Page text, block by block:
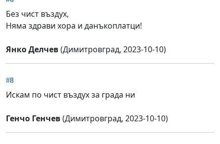
Без чист въздух,
Няма здрави хора и данъкоплатци!
Янко Делчев(Димитровград, 2023-10-10)
#8
Искам по чист въздух за града ни
Генчо Генчев(Димитровград, 2023-10-10)